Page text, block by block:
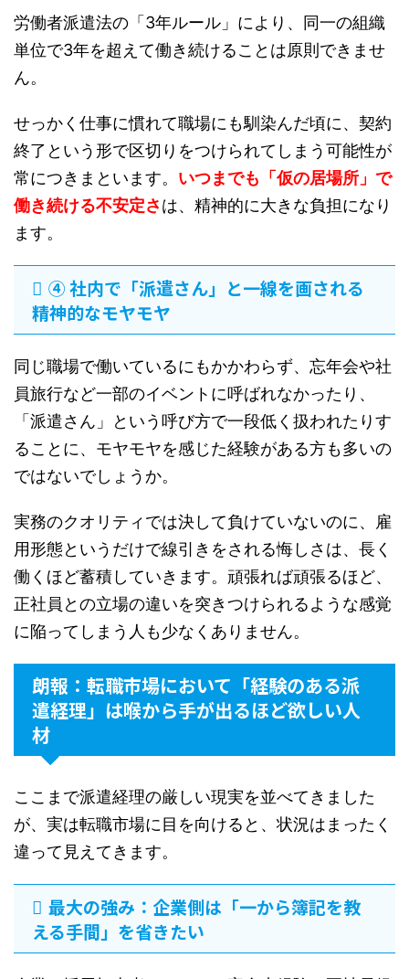
労働者派遣法の「3年ルール」により、同一の組織
単位で3年を超えて働き続けることは原則できませ
ん。
せっかく仕事に慣れて職場にも馴染んだ頃に、契約
終了という形で区切りをつけられてしまう可能性が
常につきまといます。 いつまでも「仮の居場所」で
働き続ける不安定さは、精神的に大きな負担になり
ます。
④ 社内で「派遣さん」と一線を画される
精神的なモヤモヤ
同じ職場で働いているにもかかわらず、忘年会や社
員旅行など一部のイベントに呼ばれなかったり、
「派遣さん」という呼び方で一段低く扱われたりす
ることに、モヤモヤを感じた経験がある方も多いの
ではないでしょうか。
実務のクオリティでは決して負けていないのに、雇
用形態というだけで線引きをされる悔しさは、長く
働くほど蓄積していきます。頑張れば頑張るほど、
正社員との立場の違いを突きつけられるような感覚
に陥ってしまう人も少なくありません。
朗報：転職市場において「経験のある派
遣経理」は喉から手が出るほど欲しい人
材
ここまで派遣経理の厳しい現実を並べてきました
が、実は転職市場に目を向けると、状況はまったく
違って見えてきます。
最大の強み：企業側は「一から簿記を教
える手間」を省きたい